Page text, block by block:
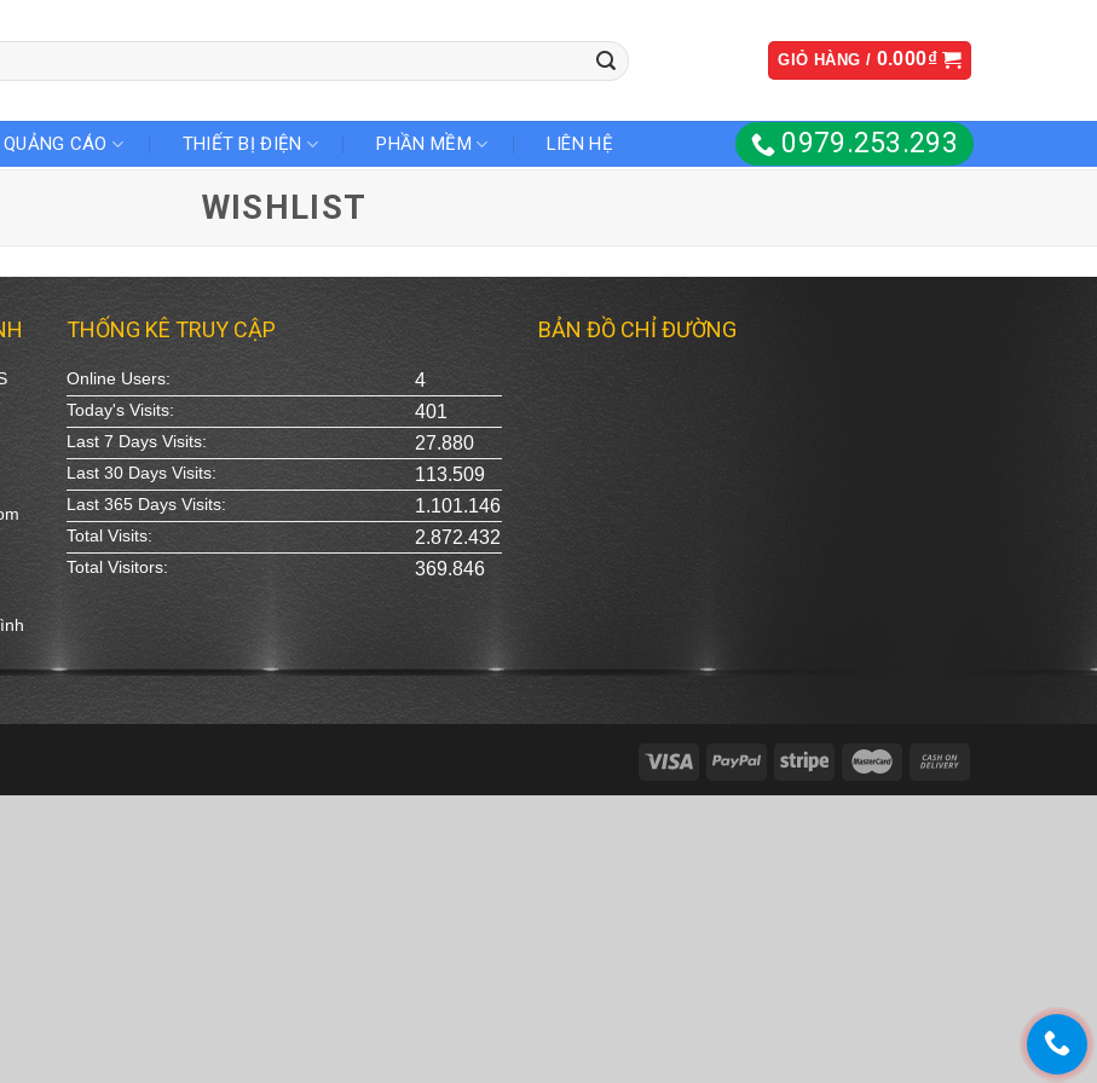
GIỎ HÀNG / 0.000₫
CÁO THIẾT BỊ ĐIỆN PHẦN MỀM LIÊN HỆ 0979.253.293
WISHLIST
THỐNG KÊ TRUY CẬP
Online Users: 4
Today's Visits: 401
Last 7 Days Visits: 27.880
Last 30 Days Visits: 113.509
Last 365 Days Visits: 1.101.146
Total Visits: 2.872.432
Total Visitors: 369.846
BẢN ĐỒ CHỈ ĐƯỜNG